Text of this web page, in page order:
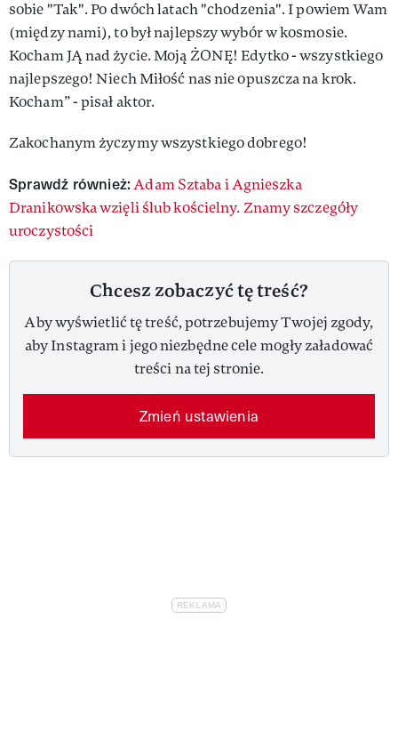
sobie "Tak". Po dwóch latach "chodzenia". I powiem Wam
(między nami), to był najlepszy wybór w kosmosie.
Kocham JĄ nad życie. Moją ŻONĘ! Edytko - wszystkiego
najlepszego! Niech Miłość nas nie opuszcza na krok.
Kocham” - pisał aktor.
Zakochanym życzymy wszystkiego dobrego!
Sprawdź również: Adam Sztaba i Agnieszka
Dranikowska wzięli ślub kościelny. Znamy szczegóły
uroczystości
Chcesz zobaczyć tę treść?
Aby wyświetlić tę treść, potrzebujemy Twojej zgody,
aby Instagram i jego niezbędne cele mogły załadować
treści na tej stronie.
Zmień ustawienia